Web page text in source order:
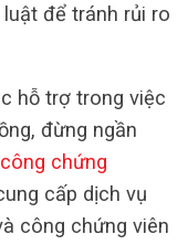
để tránh rủi ro
hỗ trợ trong việc
đừng ngần
chứng
cấp dịch vụ
công chứng viên